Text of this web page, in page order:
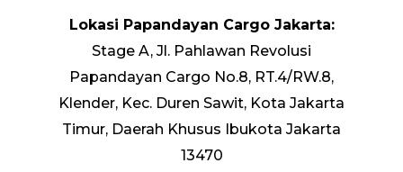
Lokasi Papandayan Cargo Jakarta:
Stage A, Jl. Pahlawan Revolusi
Papandayan Cargo No.8, RT.4/RW.8,
Klender, Kec. Duren Sawit, Kota Jakarta
Timur, Daerah Khusus Ibukota Jakarta
13470